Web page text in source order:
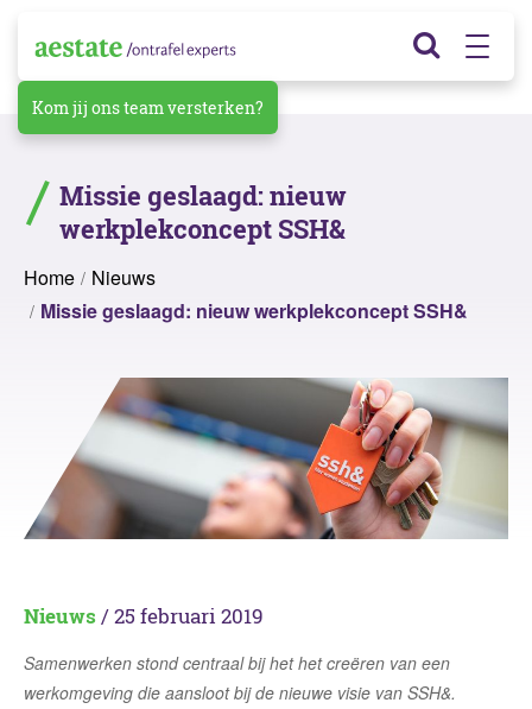
Kom jij ons team versterken?
Missie geslaagd: nieuw
werkplekconcept SSH&
Home
Nieuws
Missie geslaagd: nieuw werkplekconcept SSH&
Nieuws/ 25 februari 2019
Samenwerken stond centraal bij het het creëren van een
werkomgeving die aansloot bij de nieuwe visie van SSH&.